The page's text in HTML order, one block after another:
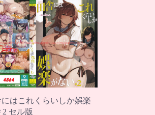
はこれくらいしか娯楽
2 セル版